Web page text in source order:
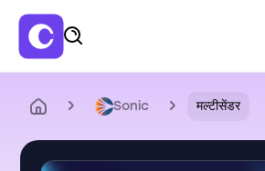
Sonic मल्टीसेंडर